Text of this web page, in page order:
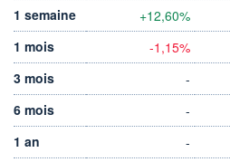
1 semaine
+12,60%
1 mois
-1,15%
3 mois
-
6 mois
-
1 an
-